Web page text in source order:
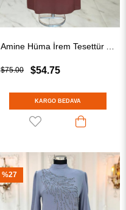
$54.75
$75.00
KARGO BEDAVA
%27